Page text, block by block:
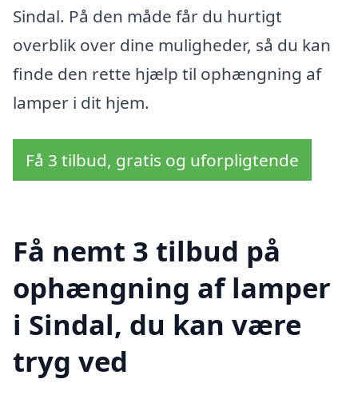
Sindal. På den måde får du hurtigt
overblik over dine muligheder, så du kan
finde den rette hjælp til ophængning af
lamper i dit hjem.
Få 3 tilbud, gratis og uforpligtende
Få nemt 3 tilbud på
ophængning af lamper
i Sindal, du kan være
tryg ved